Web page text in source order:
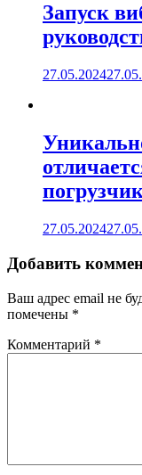
Запуск
27.05.2024
27.05.2024
Добавить
Ваш адрес email не
помечены *
Комментарий *